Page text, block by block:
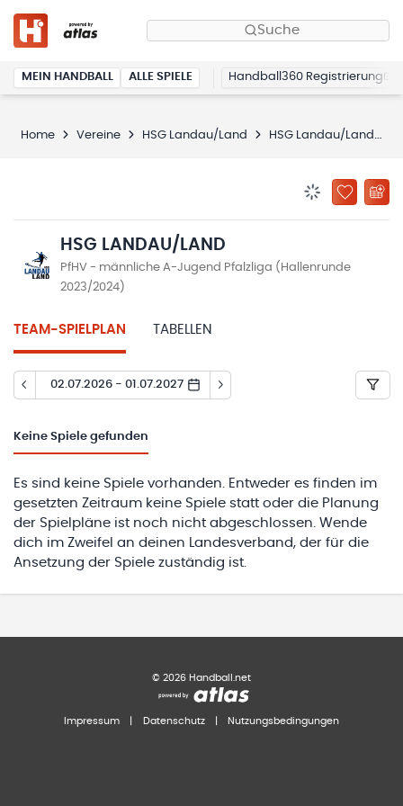
Suche
MEIN HANDBALL ALLE SPIELE Handball360 Registrierung
Home Vereine HSG Landau/Land HSG Landau/Land
ZU
HSG LANDAU/LAND
PfHV - männliche A-Jugend Pfalzliga (Hallenrunde
2023/2024)
TEAM-SPIELPLAN TABELLEN
02.07.2026 - 01.07.2027
Keine Spiele gefunden
Es sind keine Spiele vorhanden. Entweder es finden im
gesetzten Zeitraum keine Spiele statt oder die Planung
der Spielpläne ist noch nicht abgeschlossen. Wende
dich im Zweifel an deinen Landesverband, der für die
Ansetzung der Spiele zuständig ist.
© 2026 Handball.net
Impressum Datenschutz Nutzungsbedingungen